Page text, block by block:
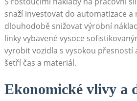
snaží investovat do automatizace a
dlouhodobě snižovat výrobní
linky vybavené vysoce
vyrobit vozidla‍ s vysokou přesností
šetří čas a materiál.
Ekonomické vlivy a